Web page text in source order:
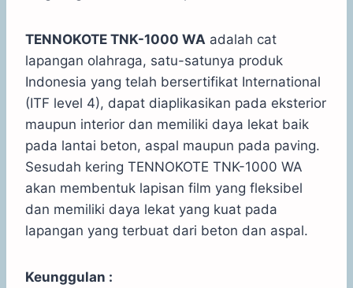
TENNOKOTE TNK-1000 WA adalah cat
lapangan olahraga, satu-satunya produk
Indonesia yang telah bersertifikat International
(ITF level 4), dapat diaplikasikan pada eksterior
maupun interior dan memiliki daya lekat baik
pada lantai beton, aspal maupun pada paving.
Sesudah kering TENNOKOTE TNK-1000 WA
akan membentuk lapisan film yang fleksibel
dan memiliki daya lekat yang kuat pada
lapangan yang terbuat dari beton dan aspal.
Keunggulan :